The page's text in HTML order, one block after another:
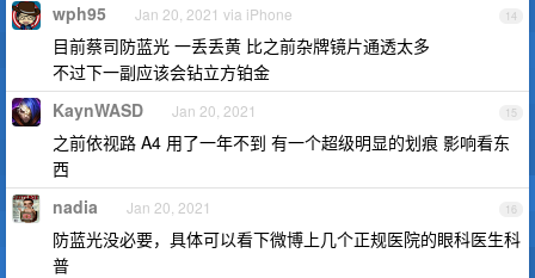
14
wph95 Jan 20, 2021 via iPhone
目前蔡司防蓝光 一丢丢黄 比之前杂牌镜片通透太多
不过下一副应该会钻立方铂金
15
KaynWASD Jan 20, 2021
之前依视路 A4 用了一年不到 有一个超级明显的划痕 影响看东
西
16
nadia Jan 20, 2021
防蓝光没必要，具体可以看下微博上几个正规医院的眼科医生科
普